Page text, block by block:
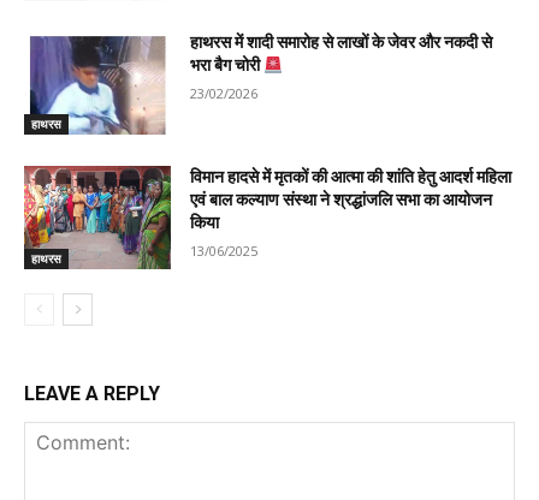
हाथरस
हाथरस में शादी समारोह से लाखों के जेवर और नकदी से
भरा बैग चोरी
23/02/2026
हाथरस
विमान हादसे में मृतकों की आत्मा की शांति हेतु आदर्श महिला
एवं बाल कल्याण संस्था ने श्रद्धांजलि सभा का आयोजन
किया
13/06/2025
LEAVE A REPLY